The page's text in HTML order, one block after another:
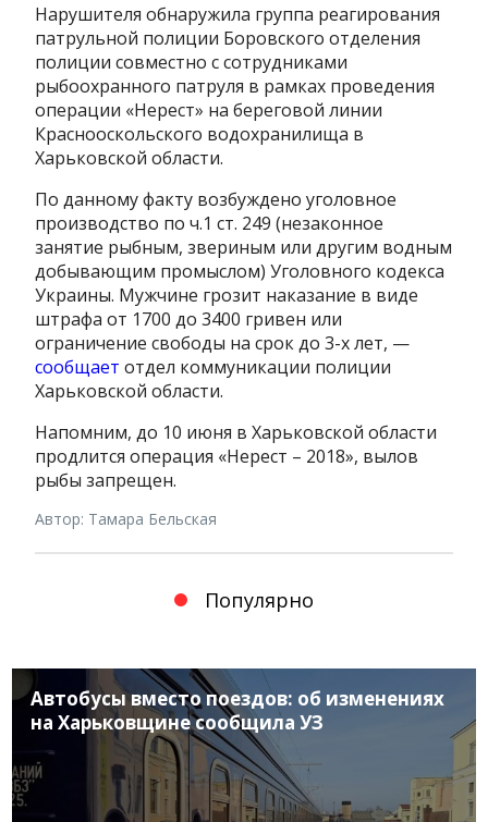
Нарушителя обнаружила группа реагирования
патрульной полиции Боровского отделения
полиции совместно с сотрудниками
рыбоохранного патруля в рамках проведения
операции «Нерест» на береговой линии
Краснооскольского водохранилища в
Харьковской области.
По данному факту возбуждено уголовное
производство по ч.1 ст. 249 (незаконное
занятие рыбным, звериным или другим водным
добывающим промыслом) Уголовного кодекса
Украины. Мужчине грозит наказание в виде
штрафа от 1700 до 3400 гривен или
ограничение свободы на срок до 3-х лет, —
сообщает отдел коммуникации полиции
Харьковской области.
Напомним, до 10 июня в Харьковской области
продлится операция «Нерест – 2018», вылов
рыбы запрещен.
Автор: Тамара Бельская
Популярно
Автобусы вместо поездов: об изменениях
на Харьковщине сообщила УЗ